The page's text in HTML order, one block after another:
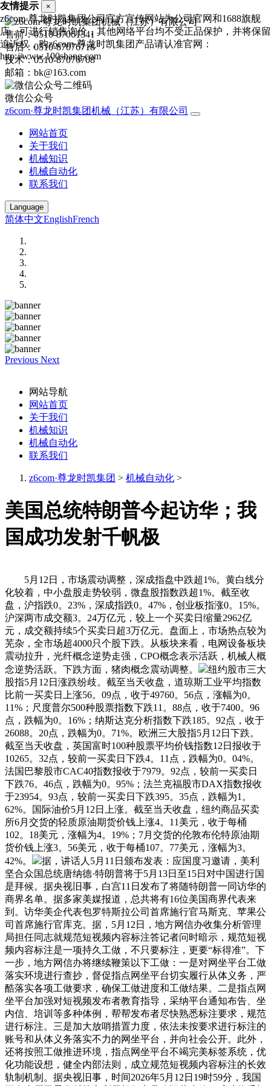
售前：0510-87061341
售后：0510-87076718
技术：0510-87076708
邮箱：bk@163.com
微信公众号
z6com·尊龙时凯集团机械（江苏）有限公司
网站首页
关于我们
机械知识
机械自动化
联系我们
Language
简体中文EnglishFrench
Previous Next
网站导航
网站首页
关于我们
机械知识
机械自动化
联系我们
z6com·尊龙时凯集团 > 机械自动化 >
美国总统特朗普今起访华；我
国成功发射千帆极
5月12日，市场震动调整，深成指盘中跌超1%。黄白线分
化较着，中小盘股走势较弱，微盘股指数跌超1%。截至收
盘，沪指跌0。23%，深成指跌0。47%，创业板指涨0。15%。
沪深两市成交额3。24万亿元，较上一个买卖日缩量2962亿
元，成交额持续5个买卖日超3万亿元。盘面上，市场热点较为
芜杂，全市场超4000只个股下跌。从板块来看，电网设备板块
震动拉升，光纤概念逆势走强，CPO概念表示活跃，机械人概
念逆势活跃。下跌方面，猪肉概念震动调整。
纽约股市三大
股指5月12日涨跌纷歧。截至当天收盘，道琼斯工业平均指数
比前一买卖日上涨56。09点，收于49760。56点，涨幅为0。
11%；尺度普尔500种股票指数下跌11。88点，收于7400。96
点，跌幅为0。16%；纳斯达克分析指数下跌185。92点，收于
26088。20点，跌幅为0。71%。欧洲三大股指5月12日下跌。
截至当天收盘，英国富时100种股票平均价钱指数12日报收于
10265。32点，较前一买卖日下跌4。11点，跌幅为0。04%。
法国巴黎股市CAC40指数报收于7979。92点，较前一买卖日
下跌76。46点，跌幅为0。95%；法兰克福股市DAX指数报收
于23954。93点，较前一买卖日下跌395。35点，跌幅为1。
62%。国际油价5月12日上涨。截至当天收盘，纽约商品买卖
所6月交货的轻质原油期货价钱上涨4。11美元，收于每桶
102。18美元，涨幅为4。19%；7月交货的伦敦布伦特原油期
货价钱上涨3。56美元，收于每桶107。77美元，涨幅为3。
42%。
据，讲话人5月11日颁布发表：应国度习邀请，美利
坚合众国总统唐纳德·特朗普将于5月13日至15日对中国进行国
是拜候。据央视旧事，白宫11日发布了将随特朗普一同访华的
商界名单。据多家美媒报道，总共将有16位美国商界代表来
到。访华美企代表包罗特斯拉公司首席施行官马斯克、苹果公
司首席施行官库克。据，5月12日，地方网信办收集分析管理
局担任同志就规范短视频内容标注答记者问时暗示，规范短视
频内容标注是一项持久工做，不只要标注，更要“标得准”。下
一步，地方网信办将继续鞭策以下工做：一是对网坐平台工做
落实环境进行查抄，督促指点网坐平台切实履行从体义务，严
酷落实各项工做要求，确保工做进度和工做结果。二是指点网
坐平台加强对短视频发布者教育指导，采纳平台通知布告、坐
内信、培训等多种体例，帮帮发布者尽快熟悉标注要求，规范
进行标注。三是加大放哨措置力度，依法未按要求进行标注的
账号和从体义务落实不力的网坐平台，并向社会公开。此外，
还将按照工做推进环境，指点网坐平台不竭完美标签系统，优
化功能设想，健全内部法则，成立规范短视频内容标注的长效
轨制机制。据央视旧事，时间2026年5月12日19时59分，我国
友情提示 ×
z6com·尊龙时凯集团公司官方宣传网站为公司官网和1688旗舰
店，可进行销售询价，其他网络平台均不受正品保护，并将保留
追诉权，购z6com·尊龙时凯集团产品请认准官网：
http://www.100shang.com